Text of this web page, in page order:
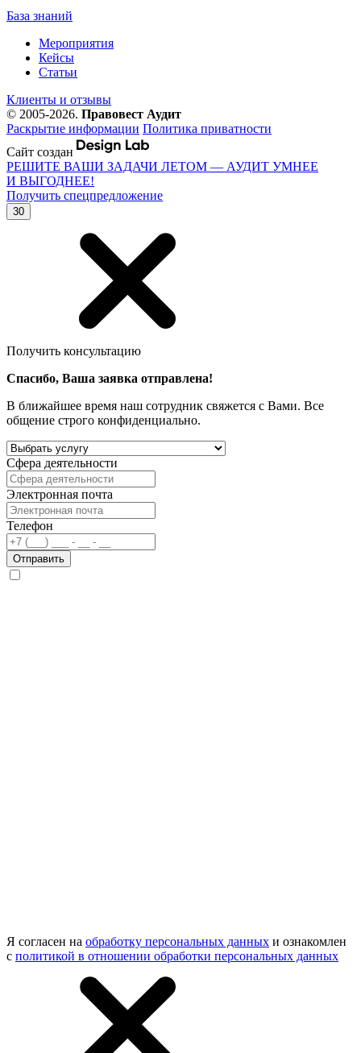
База знаний
Мероприятия
Кейсы
Статьи
Клиенты и отзывы
© 2005-2026. Правовест Аудит
Раскрытие информации Политика приватности
Сайт создан
РЕШИТЕ ВАШИ ЗАДАЧИ ЛЕТОМ — АУДИТ УМНЕЕ
И ВЫГОДНЕЕ!
Получить спецпредложение
30
Получить консультацию
Спасибо, Ваша заявка отправлена!
В ближайшее время наш сотрудник свяжется с Вами. Все
общение строго конфиденциально.
Сфера деятельности
Электронная почта
Телефон
Отправить
Я согласен на обработку персональных данных и ознакомлен
с политикой в отношении обработки персональных данных